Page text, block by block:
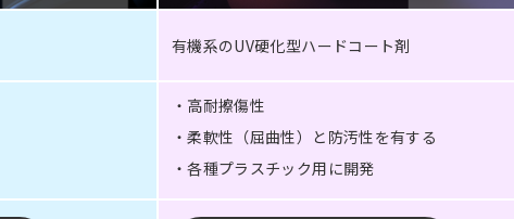
有機系のUV硬化型ハードコート剤
高耐擦傷性
柔軟性（屈曲性）と防汚性を有する
各種プラスチック用に開発